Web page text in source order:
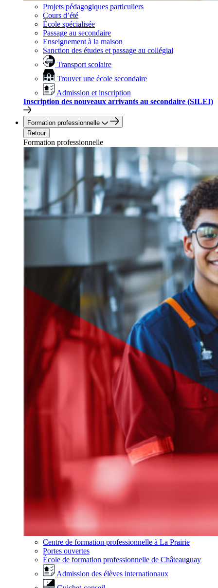
Projets pédagogiques particuliers
Cours d’été
École spécialisée
Passage au secondaire
Enseignement à la maison
Sanction des études et passage au collégial
Transport scolaire
Trouver une école secondaire
Admission et inscription
Inscription des nouveaux arrivants au secondaire (SILEI)
Formation professionnelle
Retour
Formation professionnelle
Centre de formation professionnelle à La Prairie
Portes ouvertes
École de formation professionnelle de Châteauguay
Admission des élèves internationaux